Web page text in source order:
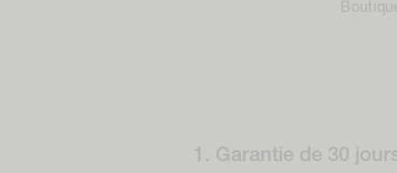
1. Garantie de 30